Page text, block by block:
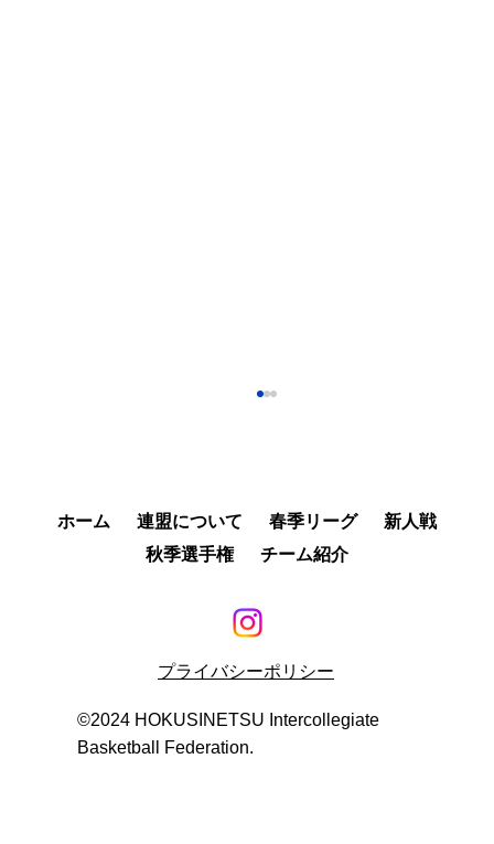
全日本大学バスケットボール新人」大会結果を
掲載しました。 リンク先のPDFよりご覧くださ
い。 https://www.hubf.jp/rookie-match-2026
ホーム 連盟について 春季リーグ
新人戦
秋季選手権
チーム紹介
プライバシーポリシー
©︎2024 HOKUSINETSU Intercollegiate
Basketball Federation.